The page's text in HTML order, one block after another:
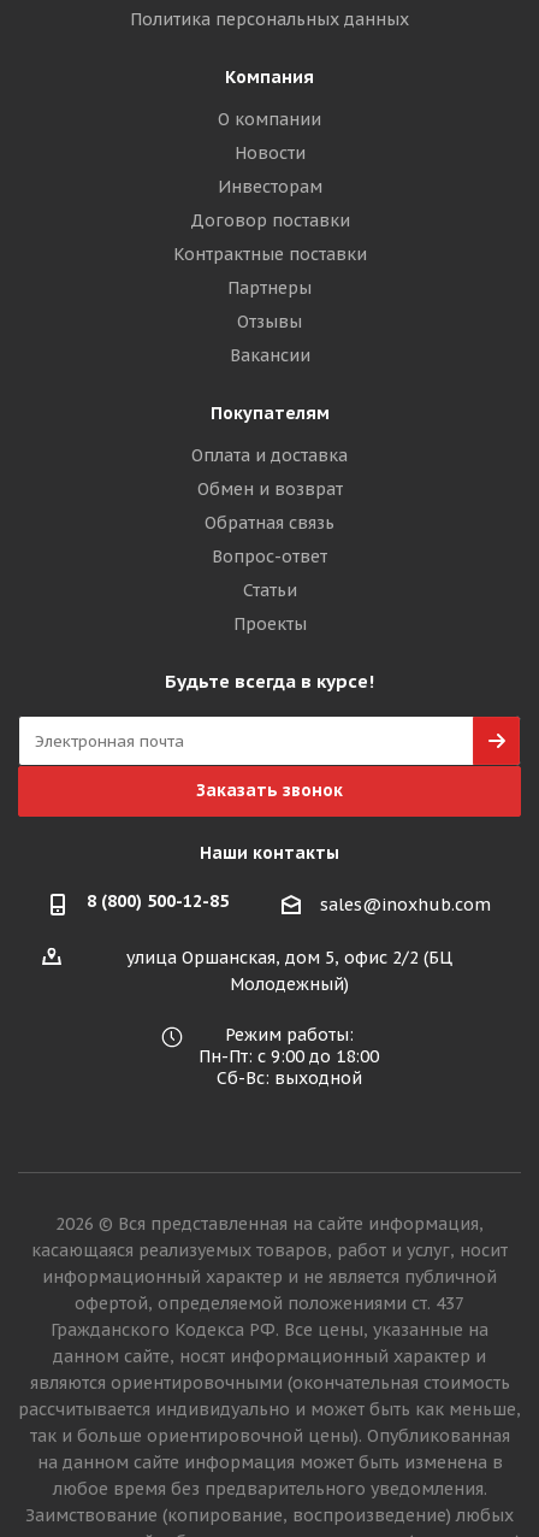
Политика персональных данных
Компания
О компании
Новости
Инвесторам
Договор поставки
Контрактные поставки
Партнеры
Отзывы
Вакансии
Покупателям
Оплата и доставка
Обмен и возврат
Обратная связь
Вопрос-ответ
Статьи
Проекты
Будьте всегда в курсе!
Заказать звонок
Наши контакты
8 (800) 500-12-85 sales@inoxhub.com
улица Оршанская, дом 5, офис 2/2 (БЦ
Молодежный)
Режим работы:
Пн-Пт: с 9:00 до 18:00
Сб-Вс: выходной
2026 © Вся представленная на сайте информация,
касающаяся реализуемых товаров, работ и услуг, носит
информационный характер и не является публичной
офертой, определяемой положениями ст. 437
Гражданского Кодекса РФ. Все цены, указанные на
данном сайте, носят информационный характер и
являются ориентировочными (окончательная стоимость
рассчитывается индивидуально и может быть как меньше,
так и больше ориентировочной цены). Опубликованная
на данном сайте информация может быть изменена в
любое время без предварительного уведомления.
Заимствование (копирование, воспроизведение) любых